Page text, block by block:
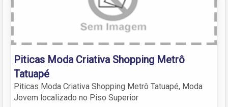
Piticas Moda Criativa Shopping Metrô
Tatuapé
Piticas Moda Criativa Shopping Metrô Tatuapé, Moda
Jovem localizado no Piso Superior